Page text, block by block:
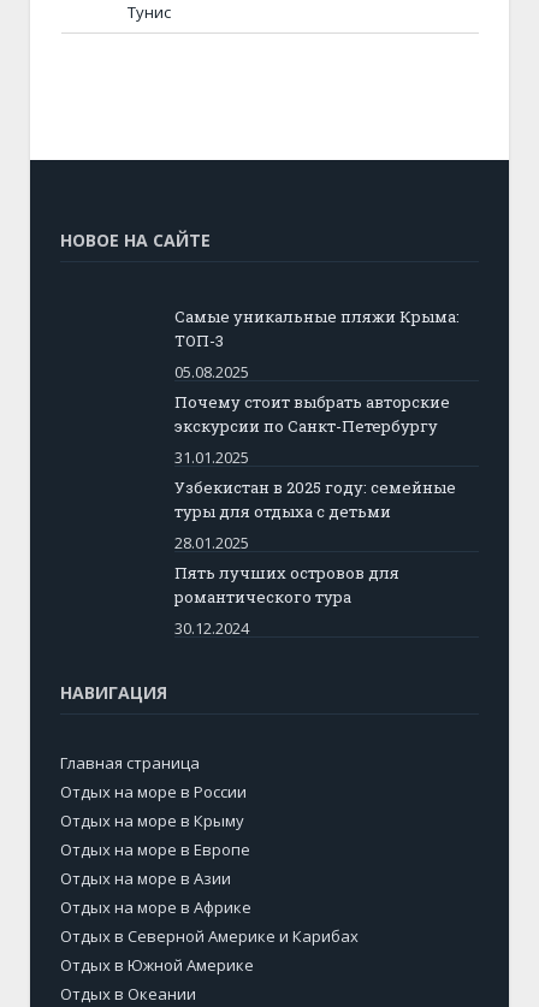
Тунис
НОВОЕ НА САЙТЕ
Самые уникальные пляжи Крыма:
ТОП-3
05.08.2025
Почему стоит выбрать авторские
экскурсии по Санкт-Петербургу
31.01.2025
Узбекистан в 2025 году: семейные
туры для отдыха с детьми
28.01.2025
Пять лучших островов для
романтического тура
30.12.2024
НАВИГАЦИЯ
Главная страница
Отдых на море в России
Отдых на море в Крыму
Отдых на море в Европе
Отдых на море в Азии
Отдых на море в Африке
Отдых в Северной Америке и Карибах
Отдых в Южной Америке
Отдых в Океании